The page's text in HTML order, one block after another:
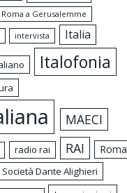
Roma a Gerusalemme
intervista Italia
Italofonia
MAECI
radio rai RAI
Roma
Società Dante Alighieri